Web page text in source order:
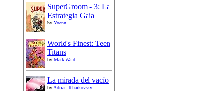
SuperGroom - 3: La
Estrategia Gaia
by Yoann
World's Finest: Teen
Titans
by Mark Waid
La mirada del vacío
by Adrian Tchaikovsky